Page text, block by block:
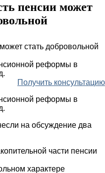
пенсии может
реформы в
Получить консультацию
реформы в
на обсуждение два
части пенсии
характере